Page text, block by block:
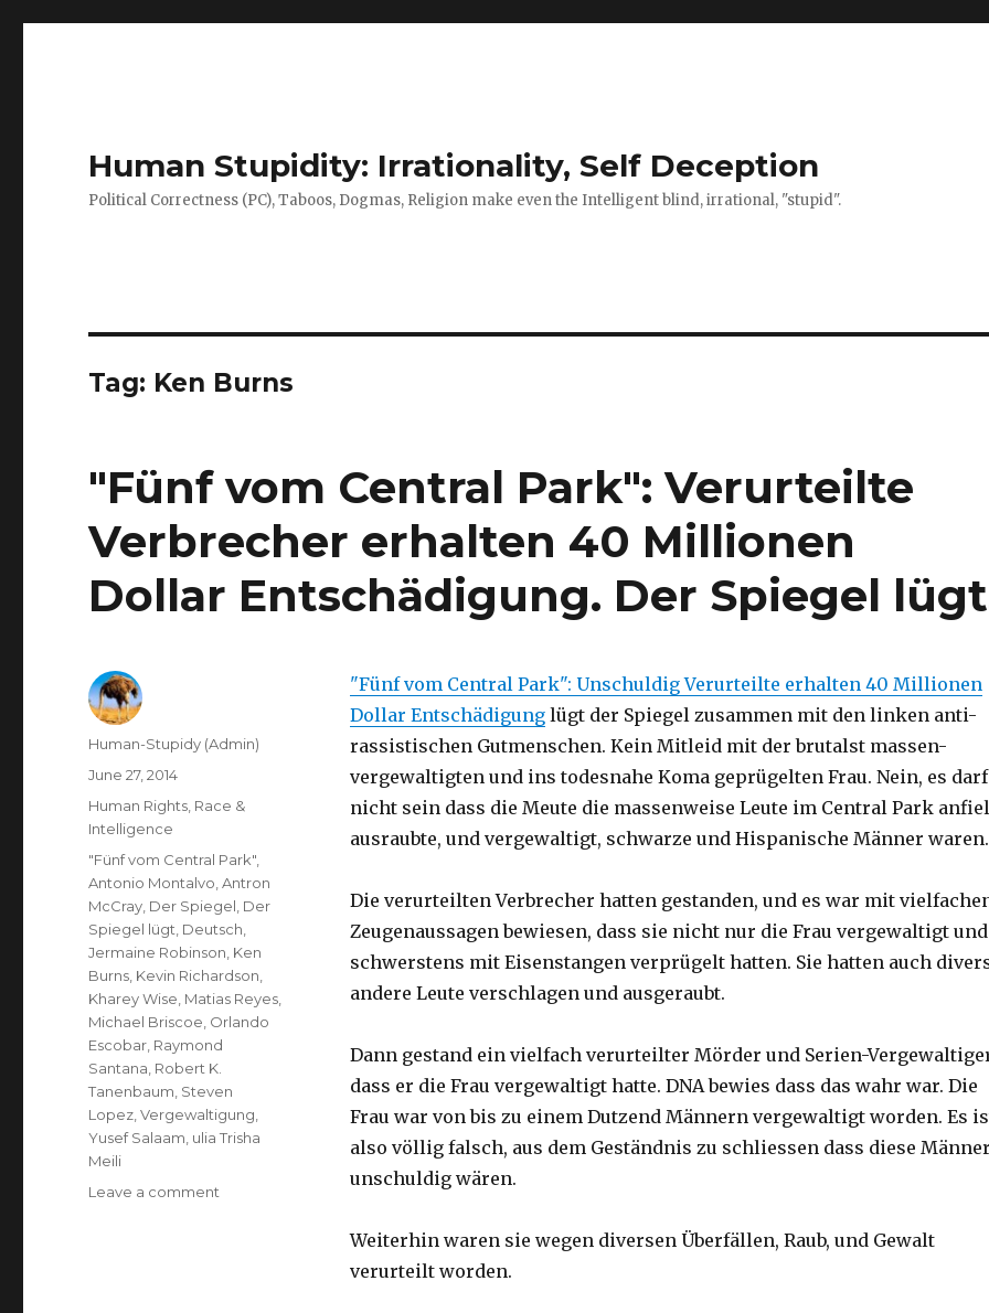
Human Stupidity: Irrationality, Self Deception
Political Correctness (PC), Taboos, Dogmas, Religion make even the Intelligent blind, irrational, "stupid".
Tag: Ken Burns
"Fünf vom Central Park": Verurteilte
Verbrecher erhalten 40 Millionen
Dollar Entschädigung. Der Spiegel
"Fünf vom Central Park": Unschuldig Verurteilte erhalten 40 Millionen
Dollar Entschädigunglügt der Spiegel zusammen mit den linken anti-
rassistischen Gutmenschen. Kein Mitleid mit der brutalst massen-
vergewaltigten und ins todesnahe Koma geprügelten Frau. Nein, es darf
nicht sein dass die Meute die massenweise Leute im Central Park
ausraubte, und vergewaltigt, schwarze und Hispanische Männer waren.
Die verurteilten Verbrecher hatten gestanden, und es war mit
Zeugenaussagen bewiesen, dass sie nicht nur die Frau vergewaltigt und
schwerstens mit Eisenstangen verprügelt hatten. Sie hatten auch
andere Leute verschlagen und ausgeraubt.
Dann gestand ein vielfach verurteilter Mörder und Serien-
dass er die Frau vergewaltigt hatte. DNA bewies dass das wahr war. Die
Frau war von bis zu einem Dutzend Männern vergewaltigt worden. Es
also völlig falsch, aus dem Geständnis zu schliessen dass diese Männer
unschuldig wären.
Weiterhin waren sie wegen diversen Überfällen, Raub, und Gewalt
verurteilt worden.
Author
Human-Stupidy (Admin)
Posted
June 27, 2014
Categories
Human Rights Race &
Intelligence
Tags
"Fünf vom Central Park"
Antonio Montalvo ,Antron
McCray Der Spiegel Der
Spiegel lügt Deutsch
Jermaine Robinson Ken
Burns Kevin Richardson
Kharey Wise Matias Reyes
Michael Briscoe Orlando
Escobar Raymond
Santana Robert K.
Tanenbaum Steven
Lopez ,Vergewaltigung
Yusef Salaam ulia Trisha
Meili
Leave a comment